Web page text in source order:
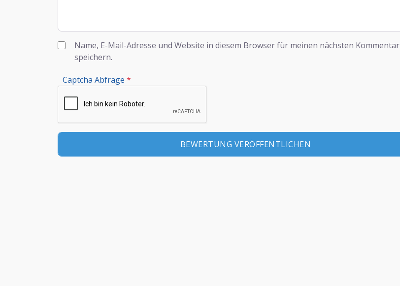
Name, E-Mail-Adresse und Website in diesem Browser für meinen nächsten Kommentar
speichern.
Captcha Abfrage *